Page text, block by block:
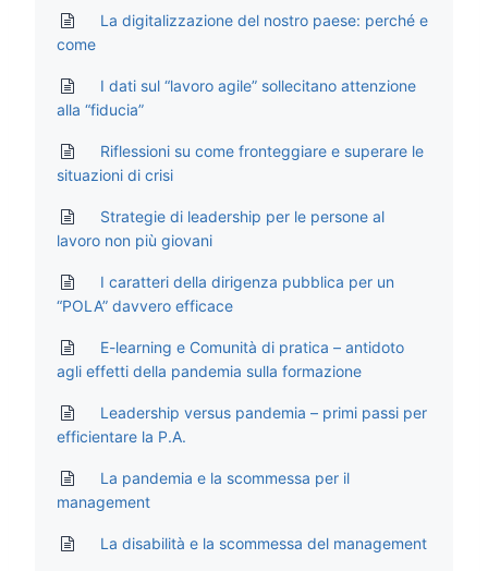
La digitalizzazione del nostro paese: perché e
come
I dati sul “lavoro agile” sollecitano attenzione
alla “fiducia”
Riflessioni su come fronteggiare e superare le
situazioni di crisi
Strategie di leadership per le persone al
lavoro non più giovani
I caratteri della dirigenza pubblica per un
“POLA” davvero efficace
E-learning e Comunità di pratica – antidoto
agli effetti della pandemia sulla formazione
Leadership versus pandemia – primi passi per
efficientare la P.A.
La pandemia e la scommessa per il
management
La disabilità e la scommessa del management